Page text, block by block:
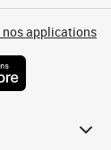
nos applications